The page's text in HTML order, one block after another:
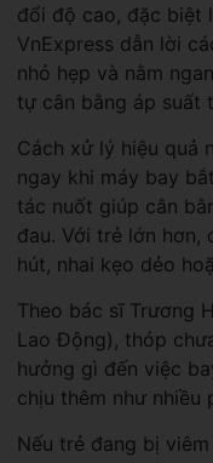
đổi độ cao, đặc biệt
VnExpress dẫn lời
nhỏ hẹp và nằm
tự cân bằng áp suất
Cách xử lý hiệu quả
ngay khi máy bay
tác nuốt giúp cân
đau. Với trẻ lớn hơn,
hút, nhai kẹo dẻo
Theo bác sĩ Trương
Lao Động), thóp
hưởng gì đến việc
chịu thêm như nhiều
Nếu trẻ đang bị